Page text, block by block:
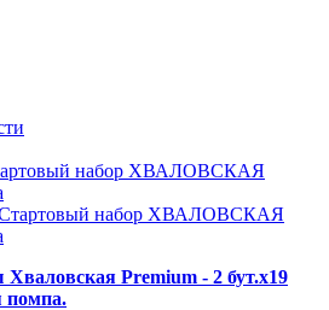
набор ХВАЛОВСКАЯ
Premium - 2 бут.х19
помпа.